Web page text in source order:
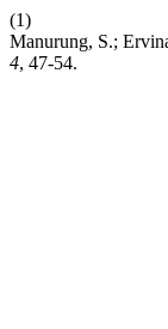
(1)
Manurung, S.;
4, 47-54.